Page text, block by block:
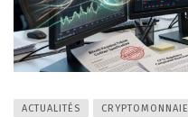
ACTUALITÉS CRYPTOMONNAIE